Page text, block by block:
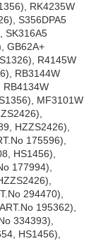
RK4235W
S356DPA5
SK316A5
GB62A+
R4145W
RB3144W
RB4134W
MF3101W
HZZS2426),
175596),
HS1456),
177994),
294470),
195362),
334393),
HS1456),